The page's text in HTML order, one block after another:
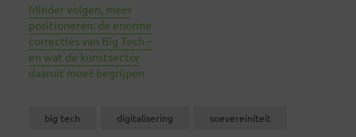
Minder volgen, meer
positioneren: de enorme
correcties van Big Tech –
en wat de kunstsector
daaruit moet begrijpen
big tech digitalisering soevereiniteit